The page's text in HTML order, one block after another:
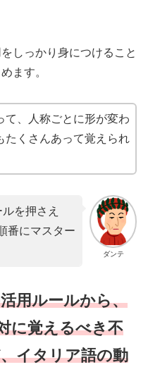
しっかり身につけること
ます。
て、人称ごとに形が変わ
たくさんあって覚えられ
ダンテ
を押さえ
番にマスター
用ルールから、
に覚えるべき不
イタリア語の動